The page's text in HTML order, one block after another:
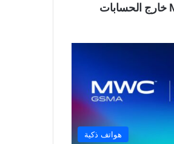
هواتف ذكية